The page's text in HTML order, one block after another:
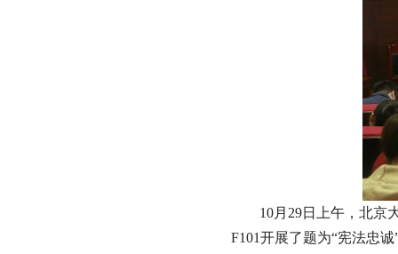
10月 29日上午，北京
F101开展了题为“宪法忠